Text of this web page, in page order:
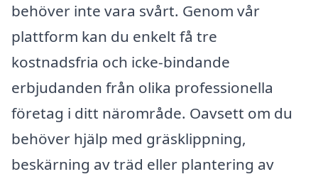
behöver inte vara svårt. Genom vår
plattform kan du enkelt få tre
kostnadsfria och icke-bindande
erbjudanden från olika professionella
företag i ditt närområde. Oavsett om du
behöver hjälp med gräsklippning,
beskärning av träd eller plantering av